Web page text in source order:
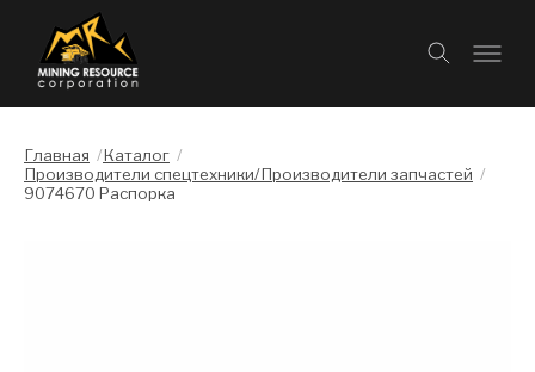
Главная /Каталог /
Производители спецтехники/Производители запчастей /
9074670 Распорка